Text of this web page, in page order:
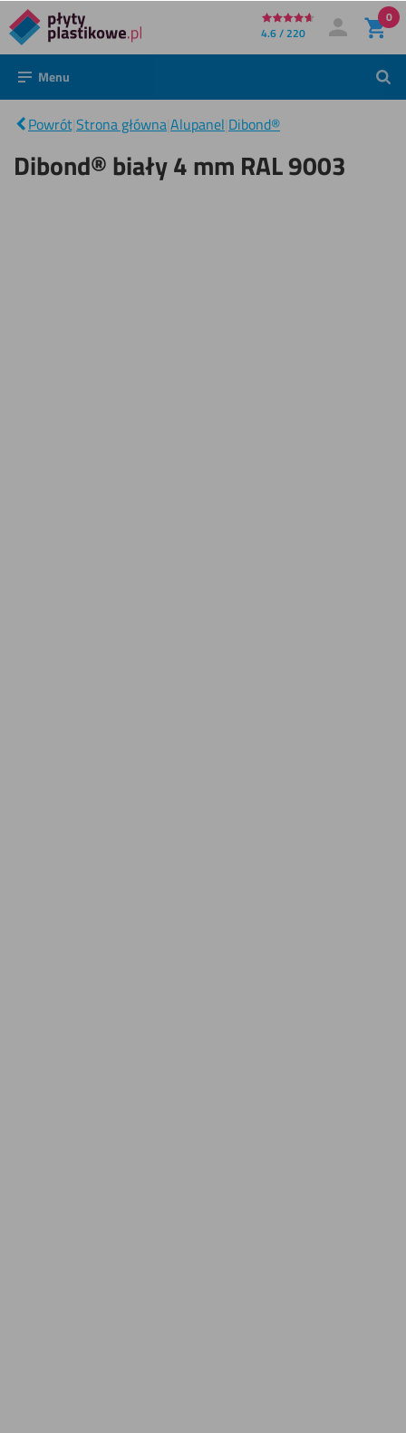
Bezpośrednio
do
treści
4.6 / 220 Moje konto
Zaloguj się
0
Menu
PowrótStrona głównaAlupanel Dibond®
Dibond®
mm
RAL
9003
Dibond® biały 4 mm RAL 9003